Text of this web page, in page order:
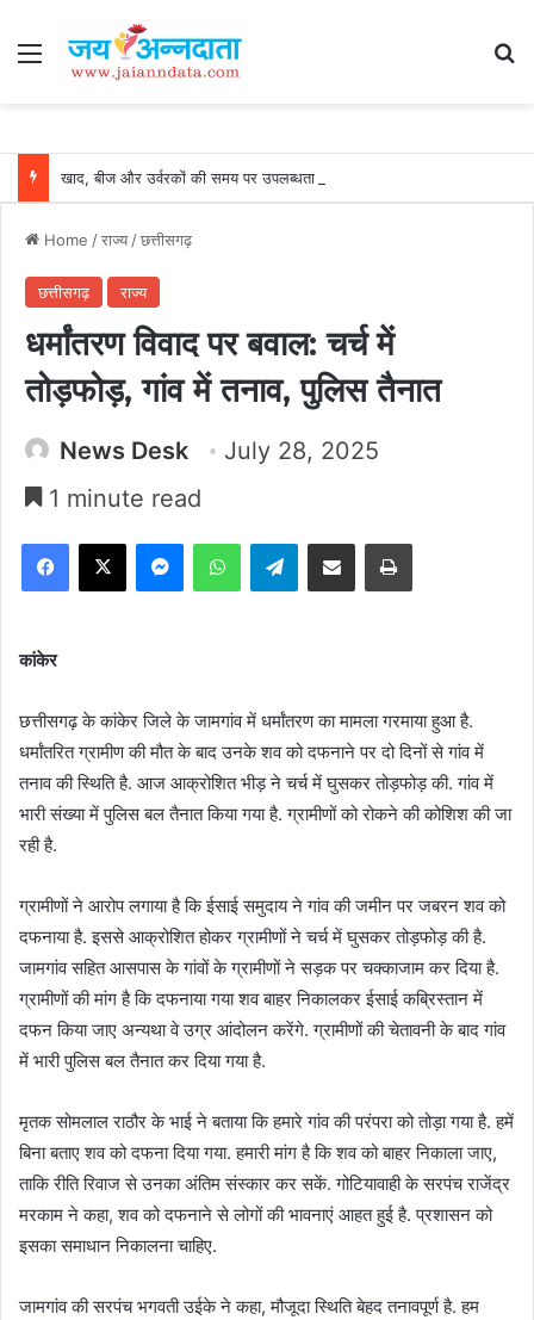
Menu
Home /राज्य/छत्तीसगढ़
छत्तीसगढ़ राज्य
धर्मांतरण विवाद पर बवाल: चर्च में
तोड़फोड़, गांव में तनाव, पुलिस तैनात
News Desk
July 28, 2025
1 minute read
Facebook
X MessengerWhatsAppTelegramShare via Email Print
कांकेर
छत्तीसगढ़ के कांकेर जिले के जामगांव में धर्मांतरण का मामला गरमाया हुआ है.
धर्मांतरित ग्रामीण की मौत के बाद उनके शव को दफनाने पर दो दिनों से गांव में
तनाव की स्थिति है. आज आक्रोशित भीड़ ने चर्च में घुसकर तोड़फोड़ की. गांव में
भारी संख्या में पुलिस बल तैनात किया गया है. ग्रामीणों को रोकने की कोशिश की जा
रही है.
ग्रामीणों ने आरोप लगाया है कि ईसाई समुदाय ने गांव की जमीन पर जबरन शव को
दफनाया है. इससे आक्रोशित होकर ग्रामीणों ने चर्च में घुसकर तोड़फोड़ की है.
जामगांव सहित आसपास के गांवों के ग्रामीणों ने सड़क पर चक्काजाम कर दिया है.
ग्रामीणों की मांग है कि दफनाया गया शव बाहर निकालकर ईसाई कब्रिस्तान में
दफन किया जाए अन्यथा वे उग्र आंदोलन करेंगे. ग्रामीणों की चेतावनी के बाद गांव
में भारी पुलिस बल तैनात कर दिया गया है.
मृतक सोमलाल राठौर के भाई ने बताया कि हमारे गांव की परंपरा को तोड़ा गया है. हमें
बिना बताए शव को दफना दिया गया. हमारी मांग है कि शव को बाहर निकाला जाए,
ताकि रीति रिवाज से उनका अंतिम संस्कार कर सकें. गोटियावाही के सरपंच राजेंद्र
मरकाम ने कहा, शव को दफनाने से लोगों की भावनाएं आहत हुई है. प्रशासन को
इसका समाधान निकालना चाहिए.
जामगांव की सरपंच भगवती उईके ने कहा, मौजूदा स्थिति बेहद तनावपूर्ण है. हम